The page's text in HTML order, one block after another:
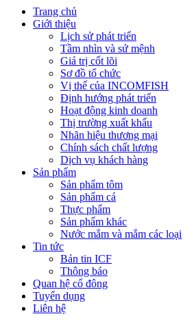
Trang chủ
Giới thiệu
Lịch sử phát triển
Tầm nhìn và sứ mệnh
Giá trị cốt lõi
Sơ đồ tổ chức
Vị thế của INCOMFISH
Định hướng phát triển
Hoạt động kinh doanh
Thị trường xuất khẩu
Nhãn hiệu thương mại
Chính sách chất lượng
Dịch vụ khách hàng
Sản phẩm
Sản phẩm tôm
Sản phẩm cá
Thực phẩm
Sản phẩm khác
Nước mắm và mắm các loại
Tin tức
Bản tin ICF
Thông báo
Quan hệ cổ đông
Tuyển dụng
Liên hệ